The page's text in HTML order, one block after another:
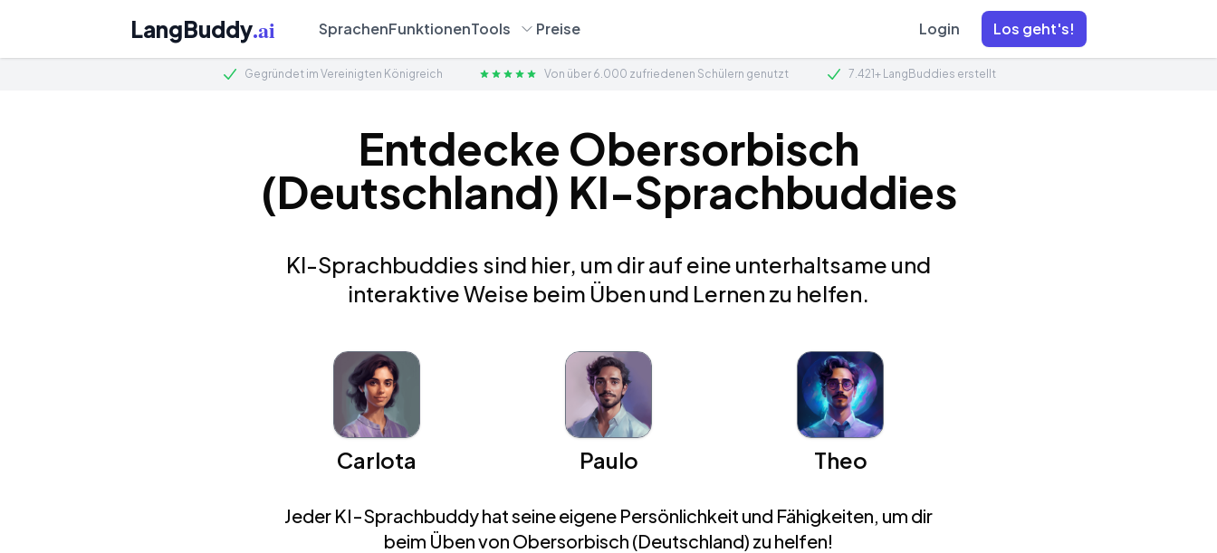
LangBuddy.ai SprachenFunktionenTools Preise Login Los geht's!
Gegründet im Vereinigten Königreich Von über 6.000 zufriedenen Schülern genutzt 7.421+ LangBuddies erstellt
Entdecke Obersorbisch
(Deutschland) KI-Sprachbuddies
KI-Sprachbuddies sind hier, um dir auf eine unterhaltsame und
interaktive Weise beim Üben und Lernen zu helfen.
Carlota Paulo Theo
Jeder KI-Sprachbuddy hat seine eigene Persönlichkeit und Fähigkeiten, um dir
beim Üben von Obersorbisch (Deutschland) zu helfen!